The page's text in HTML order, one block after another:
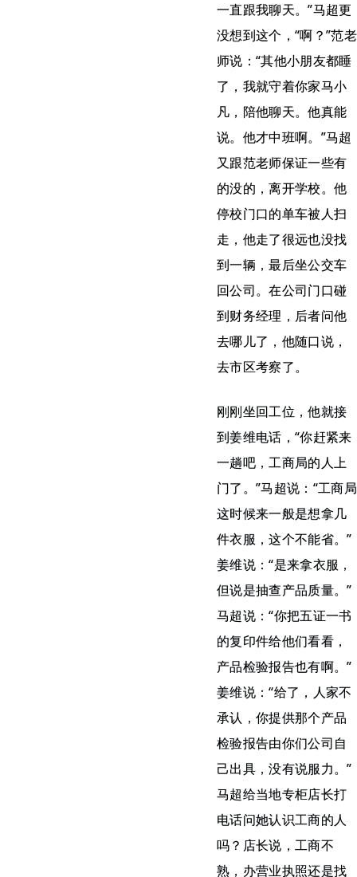
一直跟我聊天。”马超更
没想到这个，“啊？”范老
师说：“其他小朋友都睡
了，我就守着你家马小
凡，陪他聊天。他真能
说。他才中班啊。”马超
又跟范老师保证一些有
的没的，离开学校。他
停校门口的单车被人扫
走，他走了很远也没找
到一辆，最后坐公交车
回公司。在公司门口碰
到财务经理，后者问他
去哪儿了，他随口说，
去市区考察了。
刚刚坐回工位，他就接
到姜维电话，“你赶紧来
一趟吧，工商局的人上
门了。”马超说：“工商局
这时候来一般是想拿几
件衣服，这个不能省。”
姜维说：“是来拿衣服，
但说是抽查产品质量。”
马超说：“你把五证一书
的复印件给他们看看，
产品检验报告也有啊。”
姜维说：“给了，人家不
承认，你提供那个产品
检验报告由你们公司自
己出具，没有说服力。”
马超给当地专柜店长打
电话问她认识工商的人
吗？店长说，工商不
熟，办营业执照还是找